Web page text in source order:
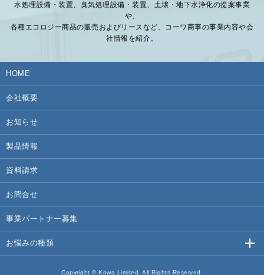
水処理設備・装置、臭気処理設備・装置、土壌・地下水浄化の提案事業
や、
各種エコロジー商品の販売およびリースなど、コーワ商事の事業内容や会
社情報を紹介。
HOME
会社概要
お知らせ
製品情報
資料請求
お問合せ
事業パートナー募集
お悩みの種類
Copyright © Kowa Limited. All Rights Reserved.